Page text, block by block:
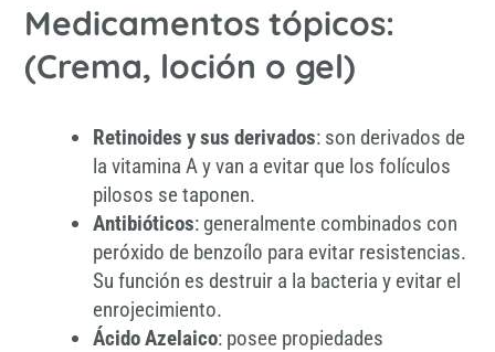
Medicamentos tópicos:
(Crema, loción o gel)
Retinoides y sus derivados: son derivados de
la vitamina A y van a evitar que los folículos
pilosos se taponen.
Antibióticos: generalmente combinados con
peróxido de benzoílo para evitar resistencias.
Su función es destruir a la bacteria y evitar el
enrojecimiento.
Ácido Azelaico: posee propiedades